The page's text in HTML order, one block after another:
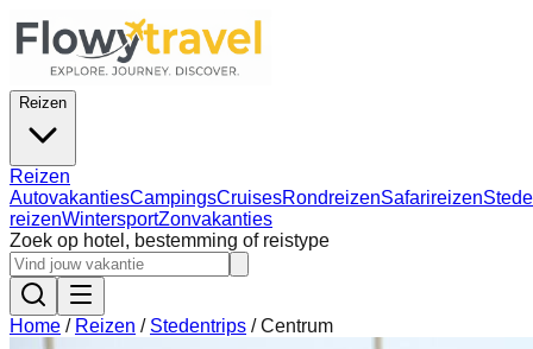
Reizen
Reizen
AutovakantiesCampingsCruisesRondreizenSafarireizen
reizenWintersportZonvakanties
Zoek op hotel, bestemming of reistype
Home / Reizen / Stedentrips /Centrum